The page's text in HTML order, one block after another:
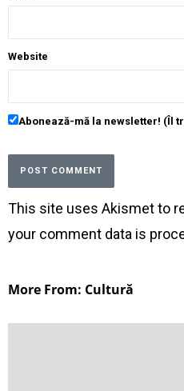
Website
Abonează-mă la newsletter! (Îl
This site uses Akismet to
your comment data is
More From: Cultură